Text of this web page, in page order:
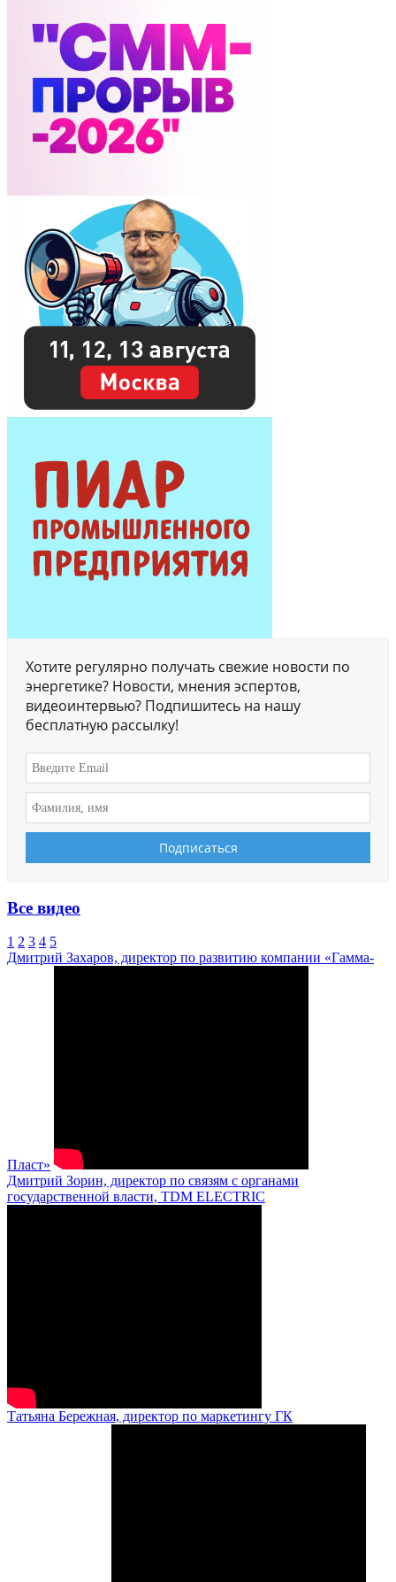
Хотите регулярно получать свежие новости по
энергетике? Новости, мнения эспертов,
видеоинтервью? Подпишитесь на нашу
бесплатную рассылку!
Все видео
1 2 3 4 5
Дмитрий Захаров, директор по развитию компании «Гамма-
Пласт»
Дмитрий Зорин, директор по связям с органами
государственной власти, TDM ELECTRIC
Татьяна Бережная, директор по маркетингу ГК